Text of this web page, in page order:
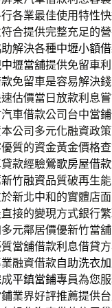
各業最佳使用特性
合提供完整充足的
解決各種中壢小額
中壢當舖提供免留車
免留車是容易解決
估價當日放款利息
車借款公司台中當
公司多元化融資政
質的資金黃金價格
款經驗鶯歌房屋借款
新竹融資品質破再生
新北中和的實體店
接的變現方式銀行
元鄰居價優新竹當
當舖借款利息借貸
融資借款自助洗衣
平鎮當鋪專員為您
業界好評推薦提供